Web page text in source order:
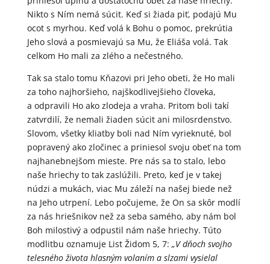
Nikto s Ním nemá súcit. Keď si žiada piť, podajú Mu
ocot s myrhou. Keď volá k Bohu o pomoc, prekrútia
Jeho slová a posmievajú sa Mu, že Eliáša volá. Tak
celkom Ho mali za zlého a nečestného.
Tak sa stalo tomu Kňazovi pri Jeho obeti, že Ho mali
za toho najhoršieho, najškodlivejšieho človeka,
a odpravili Ho ako zlodeja a vraha. Pritom boli takí
zatvrdilí, že nemali žiaden súcit ani milosrdenstvo.
Slovom, všetky kliatby boli nad Ním vyrieknuté, bol
popravený ako zločinec a priniesol svoju obeť na tom
najhanebnejšom mieste. Pre nás sa to stalo, lebo
naše hriechy to tak zaslúžili. Preto, keď je v takej
núdzi a mukách, viac Mu záleží na našej biede než
na Jeho utrpení. Lebo počujeme, že On sa skôr modlí
za nás hriešnikov než za seba samého, aby nám bol
Boh milostivý a odpustil nám naše hriechy. Túto
modlitbu oznamuje List Židom 5, 7: „V dňoch svojho
telesného života hlasným volaním a slzami vysielal